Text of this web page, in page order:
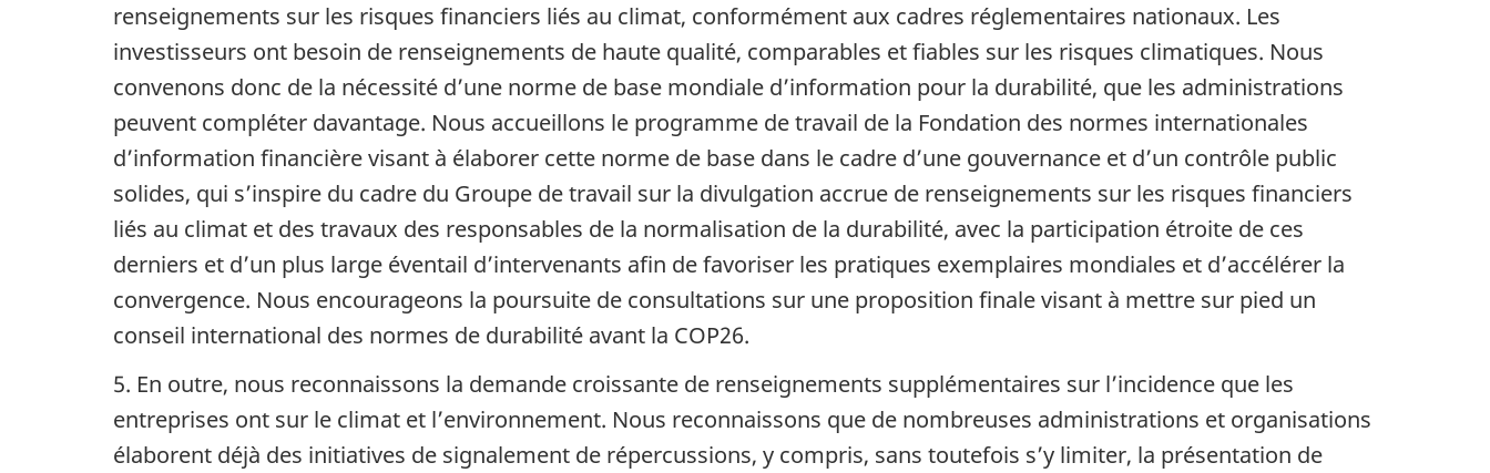
renseignements sur les risques financiers liés au climat, conformément aux cadres réglementaires nationaux. Les
investisseurs ont besoin de renseignements de haute qualité, comparables et fiables sur les risques climatiques. Nous
convenons donc de la nécessité d’une norme de base mondiale d’information pour la durabilité, que les administrations
peuvent compléter davantage. Nous accueillons le programme de travail de la Fondation des normes internationales
d’information financière visant à élaborer cette norme de base dans le cadre d’une gouvernance et d’un contrôle public
solides, qui s’inspire du cadre du Groupe de travail sur la divulgation accrue de renseignements sur les risques financiers
liés au climat et des travaux des responsables de la normalisation de la durabilité, avec la participation étroite de ces
derniers et d’un plus large éventail d’intervenants afin de favoriser les pratiques exemplaires mondiales et d’accélérer la
convergence. Nous encourageons la poursuite de consultations sur une proposition finale visant à mettre sur pied un
conseil international des normes de durabilité avant la COP26.
5. En outre, nous reconnaissons la demande croissante de renseignements supplémentaires sur l’incidence que les
entreprises ont sur le climat et l’environnement. Nous reconnaissons que de nombreuses administrations et organisations
élaborent déjà des initiatives de signalement de répercussions, y compris, sans toutefois s’y limiter, la présentation de